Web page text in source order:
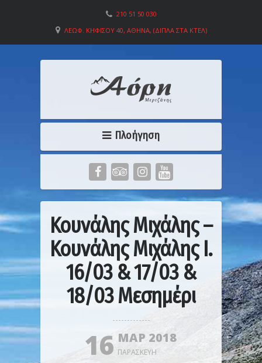
210 51 50 030
ΛΕΩΦ. ΚΗΦΙΣΟΎ 40, ΑΘΉΝΑ, (ΔΊΠΛΑ ΣΤΑ ΚΤΕΛ)
Πλοήγηση
Κουνάλης Μιχάλης –
Κουνάλης Μιχάλης Ι.
16/03 & 17/03 &
18/03 Μεσημέρι
16 ΜΑΡ 2018
ΠΑΡΑΣΚΕΥΉ